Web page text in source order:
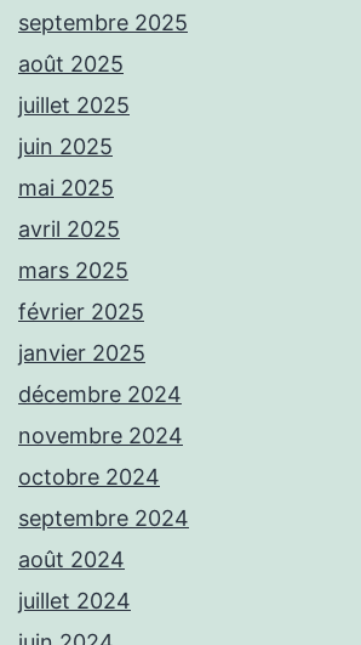
septembre 2025
août 2025
juillet 2025
juin 2025
mai 2025
avril 2025
mars 2025
février 2025
janvier 2025
décembre 2024
novembre 2024
octobre 2024
septembre 2024
août 2024
juillet 2024